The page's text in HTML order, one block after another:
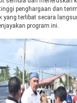
penghargaan dan
yang terlibat secara
program ini.